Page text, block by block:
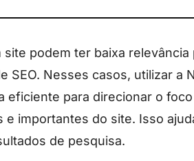
site podem ter baixa
SEO. Nesses casos, utilizar a
eficiente para direcionar o
e importantes do site. Isso
de pesquisa.